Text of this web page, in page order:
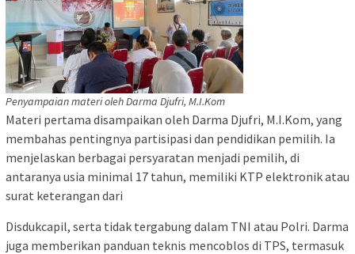
Penyampaian materi oleh Darma Djufri, M.I.Kom
Materi pertama disampaikan oleh Darma Djufri, M.I.Kom, yang
membahas pentingnya partisipasi dan pendidikan pemilih. Ia
menjelaskan berbagai persyaratan menjadi pemilih, di
antaranya usia minimal 17 tahun, memiliki KTP elektronik atau
surat keterangan dari
Disdukcapil, serta tidak tergabung dalam TNI atau Polri. Darma
juga memberikan panduan teknis mencoblos di TPS, termasuk